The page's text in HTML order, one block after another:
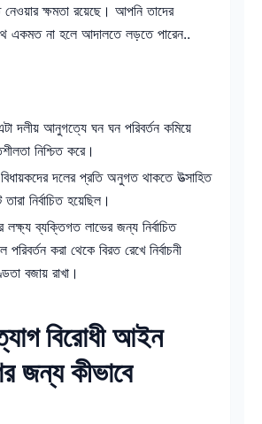
নেওয়ার ক্ষমতা রয়েছে। আপনি তাদের
একমত না হলে আদালতে লড়তে পারেন..
দলীয় আনুগত্যে ঘন ঘন পরিবর্তন কমিয়ে
নিশ্চিত করে।
দলের প্রতি অনুগত থাকতে উত্সাহিত
নির্বাচিত হয়েছিল।
লক্ষ্য ব্যক্তিগত লাভের জন্য নির্বাচিত
পরিবর্তন করা থেকে বিরত রেখে নির্বাচনী
বজায় রাখা।
বিরোধী আইন
জন্য কীভাবে